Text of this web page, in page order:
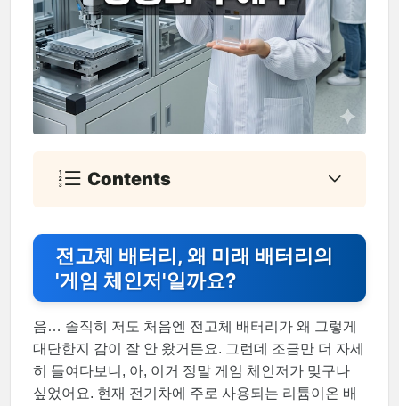
Contents
전고체 배터리, 왜 미래 배터리의
'게임 체인저'일까요?
음… 솔직히 저도 처음엔 전고체 배터리가 왜 그렇게
대단한지 감이 잘 안 왔거든요. 그런데 조금만 더 자세
히 들여다보니, 아, 이거 정말 게임 체인저가 맞구나
싶었어요. 현재 전기차에 주로 사용되는 리튬이온 배